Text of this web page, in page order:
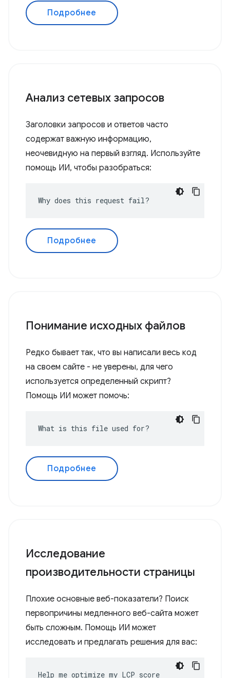
Подробнее
Анализ сетевых запросов
Заголовки запросов и ответов часто
содержат важную информацию,
неочевидную на первый взгляд. Используйте
помощь ИИ, чтобы разобраться:
Why does this request fail?
Подробнее
Понимание исходных файлов
Редко бывает так, что вы написали весь код
на своем сайте - не уверены, для чего
используется определенный скрипт?
Помощь ИИ может помочь:
What is this file used for?
Подробнее
Исследование
производительности страницы
Плохие основные веб-показатели? Поиск
первопричины медленного веб-сайта может
быть сложным. Помощь ИИ может
исследовать и предлагать решения для вас:
Help me optimize my LCP score